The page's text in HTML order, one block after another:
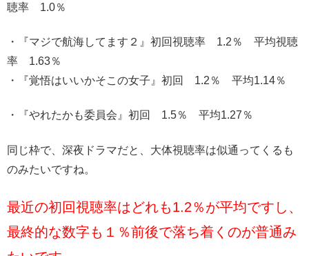
聴率 1.0％
・『マジで航海してます２』初回視聴率 1.2％ 平均視聴
率 1.63％
・『覚悟はいいかそこの女子』初回 1.2％ 平均1.14％
・『やれたかも委員会』初回 1.5％ 平均1.27％
同じ枠で、深夜ドラマだと、大体視聴率は似通ってくるも
のみたいですね。
最近の初回視聴率はどれも1.2％が平均ですし、
最終的な数字も１％前後で落ち着くのが普通み